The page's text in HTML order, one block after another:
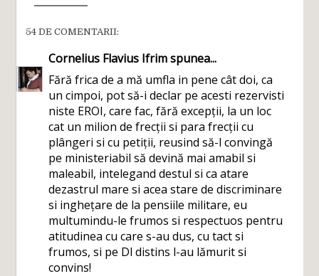
54 DE COMENTARII:
Cornelius Flavius Ifrimspunea...
Fără frica de a mă umfla in pene cât doi, ca
un cimpoi, pot să-i declar pe acesti rezervisti
niste EROI, care fac, fără excepții, la un loc
cat un milion de frecții si para frecții cu
plângeri si cu petiții, reusind să-l convingă
pe ministeriabil să devină mai amabil si
maleabil, intelegand destul si ca atare
dezastrul mare si acea stare de discriminare
si inghețare de la pensiile militare, eu
multumindu-le frumos si respectuos pentru
atitudinea cu care s-au dus, cu tact si
frumos, si pe Dl distins l-au lămurit si
convins!